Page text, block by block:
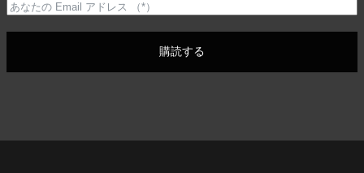
購読する